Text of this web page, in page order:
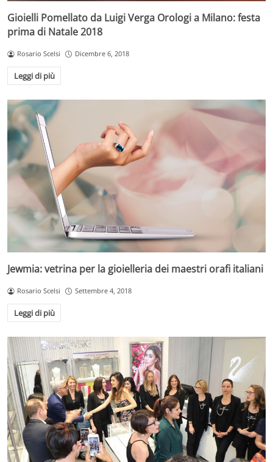
Gioielli Pomellato da Luigi Verga Orologi a Milano: festa
prima di Natale 2018
Rosario Scelsi Dicembre 6, 2018
Leggi di più
Jewmia: vetrina per la gioielleria dei maestri orafi italiani
Rosario Scelsi Settembre 4, 2018
Leggi di più